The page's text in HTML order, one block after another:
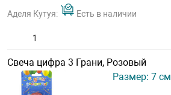
Аделя Кутуя: Есть в наличии
Свеча цифра 3 Грани, Розовый
Размер: 7 см